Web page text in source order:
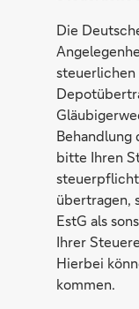
Die
steuerlichen
Behandlung
bitte Ihren
übertragen,
EstG als
Ihrer
Hierbei
kommen.